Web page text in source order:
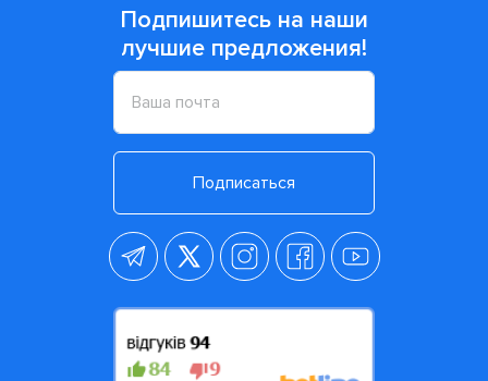
Подпишитесь на наши
лучшие предложения!
Подписаться